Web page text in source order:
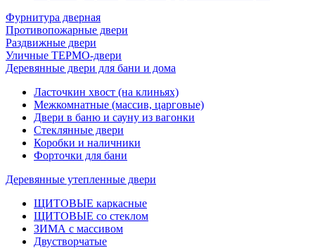
Фурнитура дверная
Противопожарные двери
Раздвижные двери
Уличные ТЕРМО-двери
Деревянные двери для бани и дома
Ласточкин хвост (на клиньях)
Межкомнатные (массив, царговые)
Двери в баню и сауну из вагонки
Стеклянные двери
Коробки и наличники
Форточки для бани
Деревянные утепленные двери
ЩИТОВЫЕ каркасные
ЩИТОВЫЕ со стеклом
ЗИМА с массивом
Двустворчатые